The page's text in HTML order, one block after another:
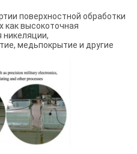
поверхностной обработки
как высокоточная
никеляции,
медьпокрытие и другие